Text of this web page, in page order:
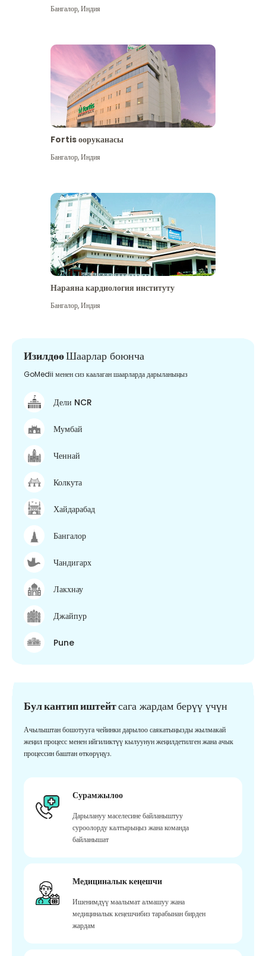
Бангалор,Индия
Fortis ооруканасы
Бангалор,Индия
Нараяна кардиология институту
Бангалор,Индия
ИзилдөөШаарлар боюнча
GoMedii менен сиз каалаган шаарларда дарыланыңыз
Дели NCR
Мумбай
Ченнай
Колкута
Хайдарабад
Бангалор
Чандигарх
Лакхнау
Джайпур
Pune
Бул кантип иштейтсага жардам берүү үчүн
Ачылыштан бошотууга чейинки дарылоо саякатыңызды жылмакай
жеңил процесс менен ийгиликтүү кылуунун жеңилдетилген жана ачык
процессин баштан өткөрүңүз.
Сурамжылоо
Дарылануу маселесине байланыштуу
суроолорду калтырыңыз жана команда
байланышат
Медициналык кеңешчи
Ишенимдүү маалымат алмашуу жана
медициналык кеңешчибиз тарабынан бирден
жардам